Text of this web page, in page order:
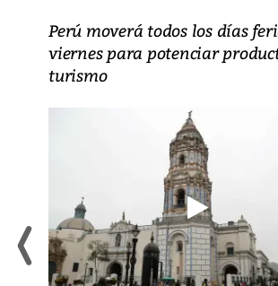
Perú moverá todos los días
viernes para potenciar
turismo